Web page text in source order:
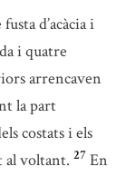
d’acàcia i
i quatre
arrencaven
la part
costats i els
al voltant. 27 En